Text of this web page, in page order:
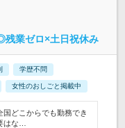
残業ゼロ×土日祝休み
学歴不問
女性のおしごと掲載中
どこからでも勤務でき
はな…